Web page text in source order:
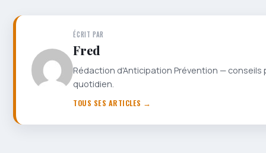
ÉCRIT PAR
Fred
Rédaction d'Anticipation Prévention —
quotidien.
TOUS SES ARTICLES →